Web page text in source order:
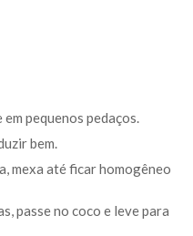
pequenos pedaços.
bem.
mexa até ficar homogêneo
passe no coco e leve para